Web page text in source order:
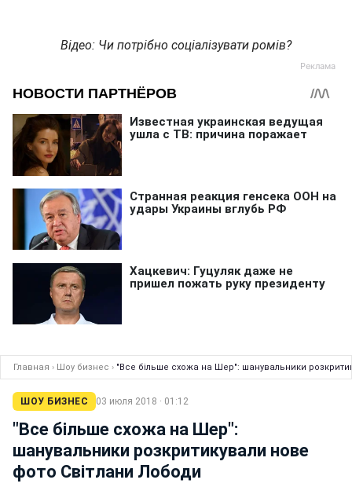
Відео: Чи потрібно соціалізувати ромів?
Главная › Шоу бизнес › "Все більше схожа на Шер": шанувальники
ШОУ БИЗНЕС 03 июля 2018 · 01:12
"Все більше схожа на Шер":
шанувальники розкритикували нове
фото Світлани Лободи